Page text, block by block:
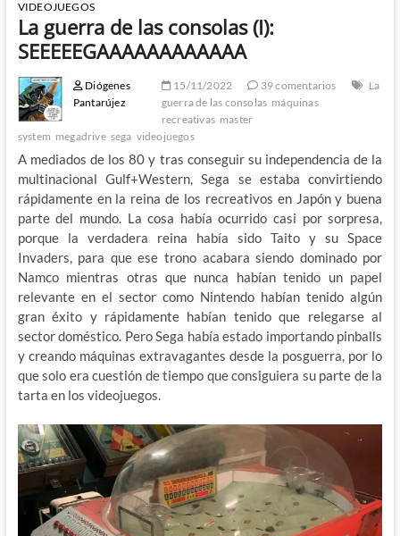
VIDEOJUEGOS
La guerra de las consolas (I):
SEEEEEGAAAAAAAAAAAA
Diógenes
Pantarújez
15/11/2022 39 comentarios
La
guerra de las consolas máquinas
recreativas master
system megadrive sega videojuegos
A mediados de los 80 y tras conseguir su independencia de la
multinacional Gulf+Western, Sega se estaba convirtiendo
rápidamente en la reina de los recreativos en Japón y buena
parte del mundo. La cosa había ocurrido casi por sorpresa,
porque la verdadera reina había sido Taito y su Space
Invaders, para que ese trono acabara siendo dominado por
Namco mientras otras que nunca habían tenido un papel
relevante en el sector como Nintendo habían tenido algún
gran éxito y rápidamente habían tenido que relegarse al
sector doméstico. Pero Sega había estado importando pinballs
y creando máquinas extravagantes desde la posguerra, por lo
que solo era cuestión de tiempo que consiguiera su parte de la
tarta en los videojuegos.